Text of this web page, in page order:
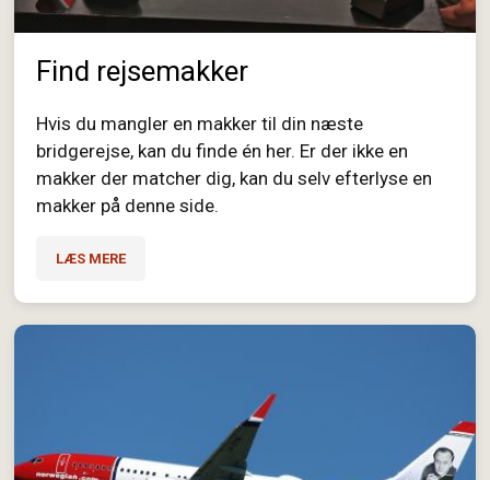
Find rejsemakker
Hvis du mangler en makker til din næste
bridgerejse, kan du finde én her. Er der ikke en
makker der matcher dig, kan du selv efterlyse en
makker på denne side.
LÆS MERE